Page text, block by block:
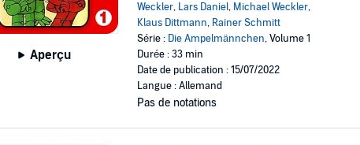
Aperçu
Weckler, Lars Daniel, Michael Weckler,
Klaus Dittmann, Rainer Schmitt
Série : Die Ampelmännchen, Volume 1
Durée : 33 min
Date de publication : 15/07/2022
Langue : Allemand
Pas de notations